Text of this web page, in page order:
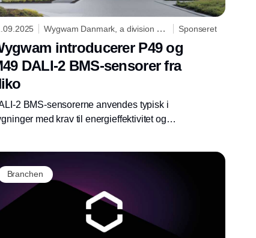
Wygwam Danmark, a division of
Sponseret
introducerer P49 og
DALI-2 BMS-sensorer fra
2 BMS-sensorerne anvendes typisk i
med krav til energieffektivitet og
af vores BMS-sensorer sikrer
integration med en tredjeparts
2 applikationscontroller i
Branchen